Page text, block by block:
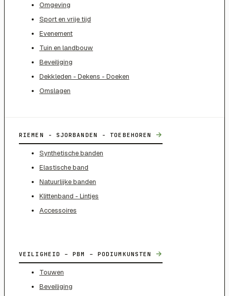
Omgeving
Sport en vrije tijd
Evenement
Tuin en landbouw
Beveiliging
Dekkleden - Dekens - Doeken
Omslagen
RIEMEN - SJORBANDEN - TOEBEHOREN →
Synthetische banden
Elastische band
Natuurlijke banden
Klittenband - Lintjes
Accessoires
VEILIGHEID – PBM – PODIUMKUNSTEN →
Touwen
Beveiliging